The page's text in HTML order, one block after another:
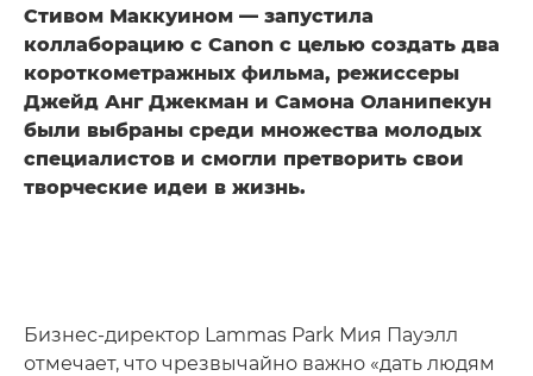
Стивом Маккуином — запустила
коллаборацию с Canon с целью создать два
короткометражных фильма, режиссеры
Джейд Анг Джекман и Самона Оланипекун
были выбраны среди множества молодых
специалистов и смогли претворить свои
творческие идеи в жизнь.
Бизнес-директор Lammas Park Мия Пауэлл
отмечает, что чрезвычайно важно «дать людям